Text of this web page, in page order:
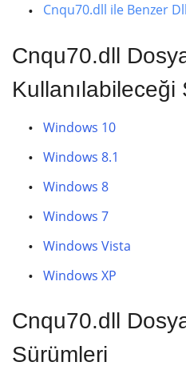
Cnqu70.dll ile Benzer
Cnqu70.dll
Kullanılabileceği
Windows 10
Windows 8.1
Windows 8
Windows 7
Windows Vista
Windows XP
Cnqu70.dll
Sürümleri